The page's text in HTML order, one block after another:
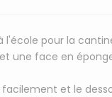
pour la
une face en
et le